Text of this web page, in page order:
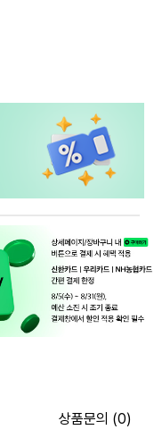
상품문의 (0)